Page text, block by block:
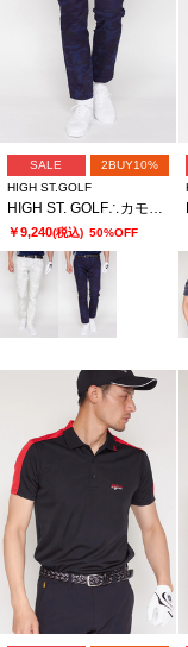
SALE
2BUY10%
HIGH ST.GOLF
￥9,240(税込) 50%OFF